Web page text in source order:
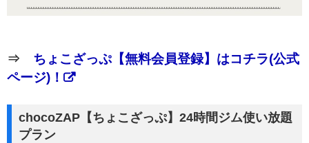
⇒ ちょこざっぷ【無料会員登録】はコチラ(公式
ページ)！
chocoZAP【ちょこざっぷ】24時間ジム使い放題
プラン